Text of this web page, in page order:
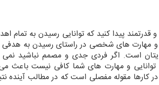
پیدا کنید که توانایی رسیدن به تمام
ها و مهارت های شخصی در راستای رسیدن به
است. اگر فردی جدی و مصمم نباشید نمی
و مهارت های شما کافی نیست باعث
مقوله مفصلی است که در مطالب آینده